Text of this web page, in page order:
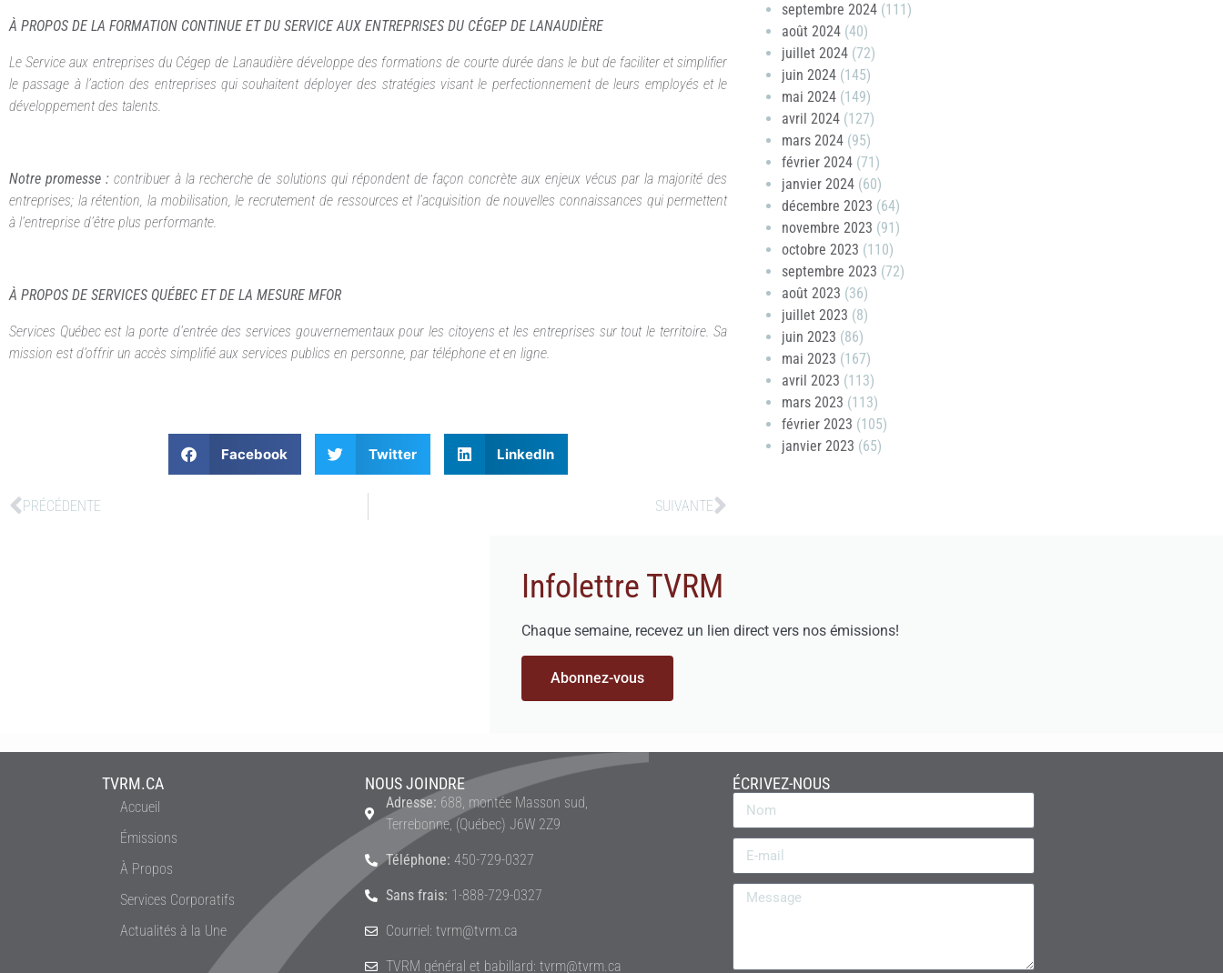
À PROPOS DE LA FORMATION CONTINUE ET DU SERVICE AUX ENTREPRISES DU CÉGEP DE LANAUDIÈRE
Le Service aux entreprises du Cégep de Lanaudière développe des formations de courte durée dans le but de faciliter et simplifier
le passage à l’action des entreprises qui souhaitent déployer des stratégies visant le perfectionnement de leurs employés et le
développement des talents.
Notre promesse :contribuer à la recherche de solutions qui répondent de façon concrète aux enjeux vécus par la majorité des
entreprises; la rétention, la mobilisation, le recrutement de ressources et l’acquisition de nouvelles connaissances qui permettent
à l’entreprise d’être plus performante.
À PROPOS DE SERVICES QUÉBEC ET DE LA MESURE MFOR
Services Québec est la porte d’entrée des services gouvernementaux pour les citoyens et les entreprises sur tout le territoire. Sa
mission est d’offrir un accès simplifié aux services publics en personne, par téléphone et en ligne.
Facebook Twitter LinkedIn
PRÉCÉDENTE SUIVANTE
septembre 2024 (111)
août 2024 (40)
juillet 2024 (72)
juin 2024 (145)
mai 2024 (149)
avril 2024 (127)
mars 2024 (95)
février 2024 (71)
janvier 2024 (60)
décembre 2023 (64)
novembre 2023 (91)
octobre 2023 (110)
septembre 2023 (72)
août 2023 (36)
juillet 2023 (8)
juin 2023 (86)
mai 2023 (167)
avril 2023 (113)
mars 2023 (113)
février 2023 (105)
janvier 2023 (65)
Infolettre TVRM
Chaque semaine, recevez un lien direct vers nos émissions!
Abonnez-vous
TVRM.CA
Accueil
Émissions
À Propos
Services Corporatifs
Actualités à la Une
NOUS JOINDRE
Adresse: 688, montée Masson sud,
Terrebonne, (Québec) J6W 2Z9
Téléphone: 450-729-0327
Sans frais: 1-888-729-0327
Courriel: tvrm@tvrm.ca
TVRM général et babillard: tvrm@tvrm.ca
ÉCRIVEZ-NOUS